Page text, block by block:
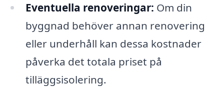
Eventuella renoveringar: Om din
byggnad behöver annan renovering
eller underhåll kan dessa kostnader
påverka det totala priset på
tilläggsisolering.